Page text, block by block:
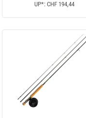
UP*: CHF 194,44